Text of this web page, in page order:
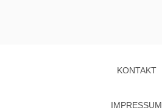
KONTAKT
IMPRESSUM